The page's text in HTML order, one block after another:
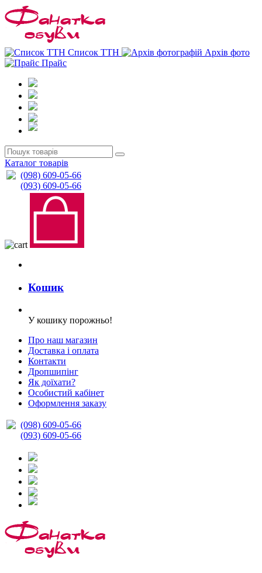
Список ТТН
Архів фото
Прайс
Каталог товарів
(098) 609-05-66
(093) 609-05-66
Кошик
У кошику порожньо!
Про наш магазин
Доставка і оплата
Контакти
Дропшипінг
Як доїхати?
Особистий кабінет
Оформлення заказу
(098) 609-05-66
(093) 609-05-66